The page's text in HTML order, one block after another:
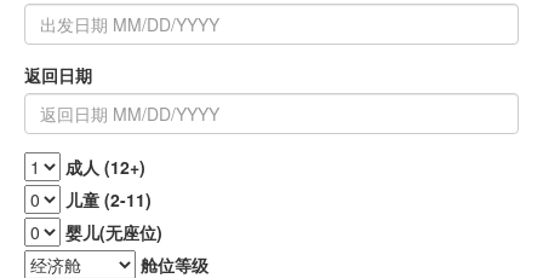
返回日期
成人 (12+)
儿童 (2-11)
婴儿(无座位)
舱位等级